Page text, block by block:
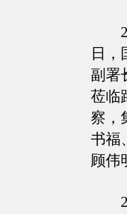
日，
副署
莅临
察，
书福
顾伟